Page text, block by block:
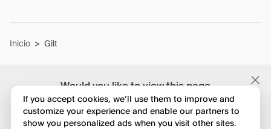
Would you like to view this page
in English?
Inicio > Gilt
If you accept cookies, we’ll use them to improve and
customize your experience and enable our partners to
show you personalized ads when you visit other sites.